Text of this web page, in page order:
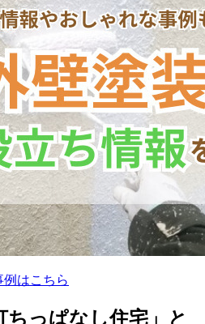
はこちら
ちっぱなし住宅」と